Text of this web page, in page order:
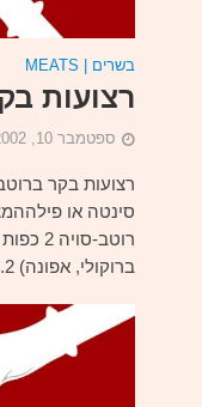
בשרים | MEATS
רצועות
ספטמבר 10, 2002
ברוקולי, אפונה) 2...